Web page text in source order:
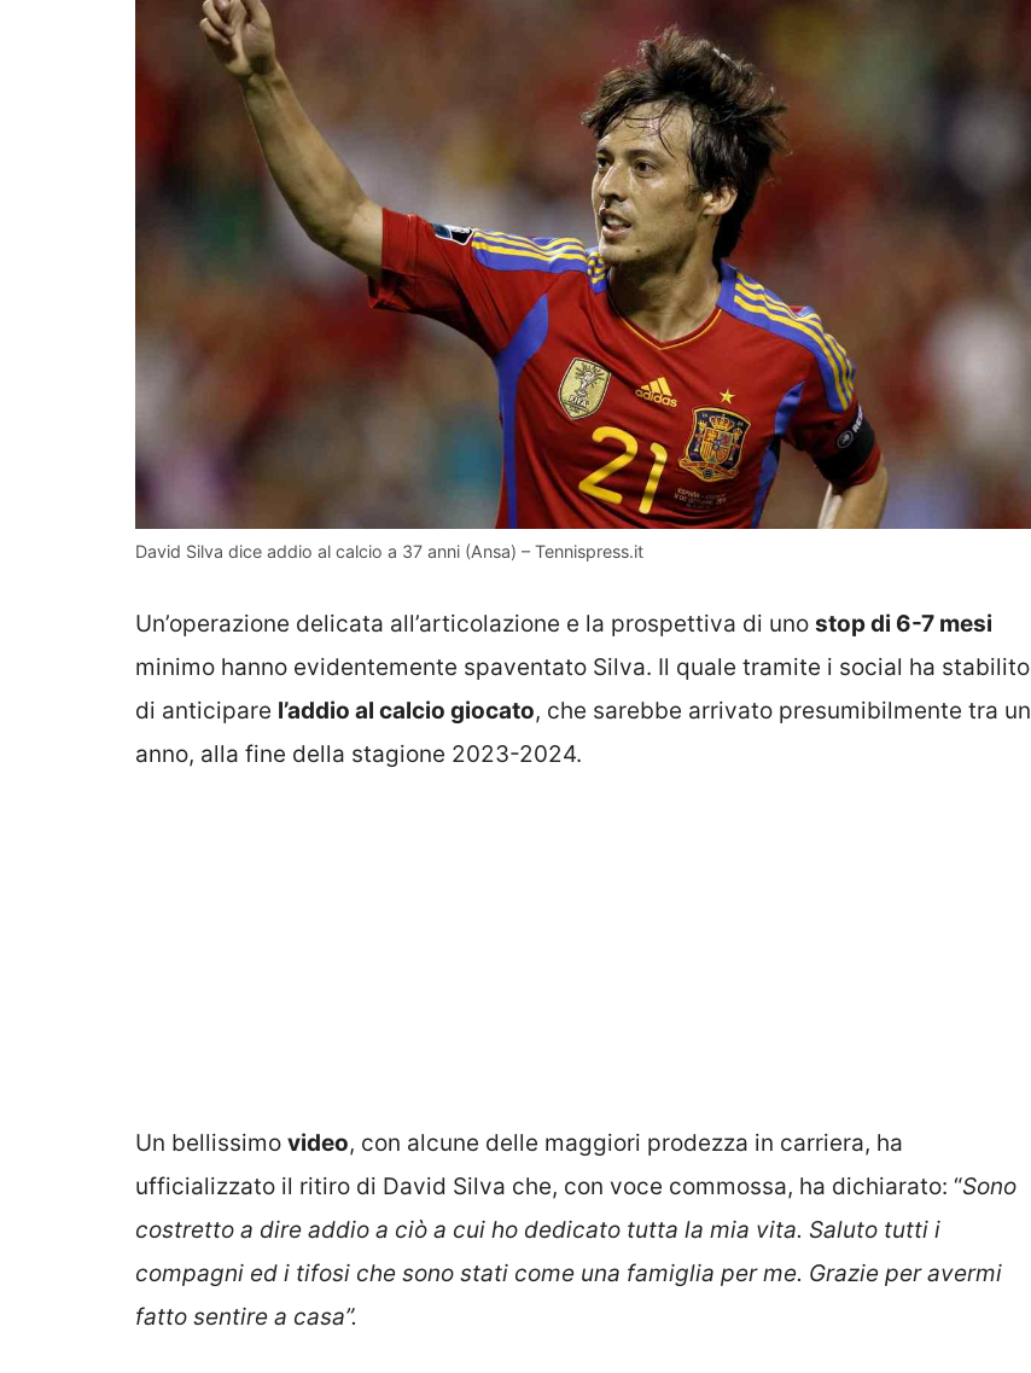
David Silva dice addio al calcio a 37 anni (Ansa) – Tennispress.it
Un’operazione delicata all’articolazione e la prospettiva di uno stop di 6-7 mesi
minimo hanno evidentemente spaventato Silva. Il quale tramite i social ha stabilito
di anticipare l’addio al calcio giocato, che sarebbe arrivato presumibilmente tra un
anno, alla fine della stagione 2023-2024.
Un bellissimo video, con alcune delle maggiori prodezza in carriera, ha
ufficializzato il ritiro di David Silva che, con voce commossa, ha dichiarato: “Sono
costretto a dire addio a ciò a cui ho dedicato tutta la mia vita. Saluto tutti i
compagni ed i tifosi che sono stati come una famiglia per me. Grazie per avermi
fatto sentire a casa”.